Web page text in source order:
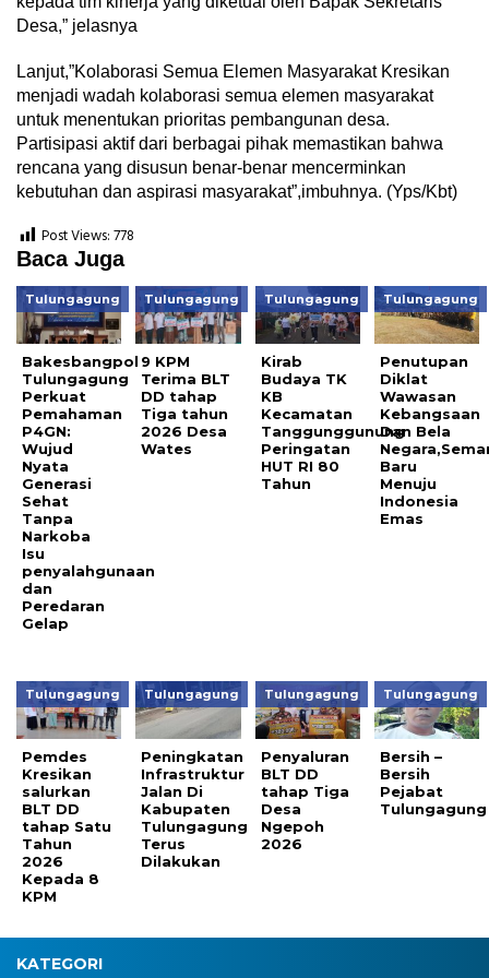
Desa,” jelasnya
Lanjut,”Kolaborasi Semua Elemen Masyarakat Kresikan
menjadi wadah kolaborasi semua elemen masyarakat
untuk menentukan prioritas pembangunan desa.
Partisipasi aktif dari berbagai pihak memastikan bahwa
rencana yang disusun benar-benar mencerminkan
kebutuhan dan aspirasi masyarakat”,imbuhnya. (Yps/Kbt)
Post Views:778
Baca Juga
Tulungagung
Bakesbangpol
Tulungagung
Perkuat
Pemahaman
P4GN:
Wujud
Nyata
Generasi
Sehat
Tanpa
Narkoba
Isu
penyalahgunaan
dan
Peredaran
Gelap
Tulungagung
9 KPM
Terima BLT
DD tahap
Tiga tahun
2026 Desa
Wates
Tulungagung
Kirab
Budaya TK
KB
Kecamatan
Tanggunggunung
Peringatan
HUT RI 80
Tahun
Tulungagung
Penutupan
Diklat
Wawasan
Kebangsaan
Dan Bela
Baru
Menuju
Indonesia
Emas
Tulungagung
Pemdes
Kresikan
salurkan
BLT DD
tahap Satu
Tahun
2026
Kepada 8
KPM
Tulungagung
Peningkatan
Infrastruktur
Jalan Di
Kabupaten
Tulungagung
Terus
Dilakukan
Tulungagung
Penyaluran
BLT DD
tahap Tiga
Desa
Ngepoh
2026
Tulungagung
Bersih –
Bersih
Pejabat
Tulungagung
KATEGORI